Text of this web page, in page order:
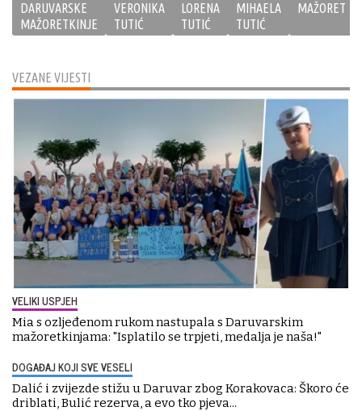
VEZANE VIJESTI
VELIKI USPJEH
Mia s ozljeđenom rukom nastupala s Daruvarskim
mažoretkinjama: "Isplatilo se trpjeti, medalja je naša!"
DOGAĐAJ KOJI SVE VESELI
Dalić i zvijezde stižu u Daruvar zbog Korakovaca: Škoro će
driblati, Bulić rezerva, a evo tko pjeva...
DARUVARSKE
MAŽORETKINJE
VERONIKA
TUTIĆ
LORENA
TUTIĆ
MIHAELA
TUTIĆ
MAŽORET